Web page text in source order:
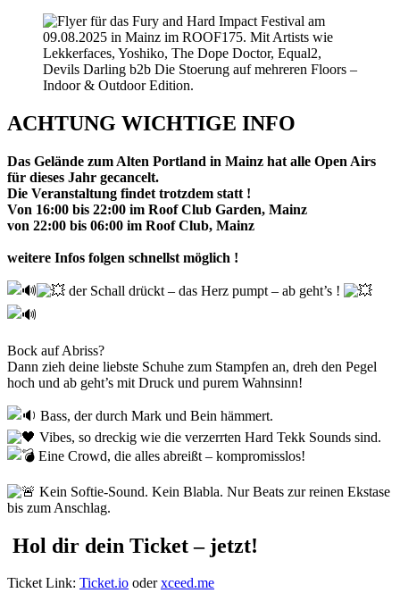
ACHTUNG WICHTIGE INFO
Das Gelände zum Alten Portland in Mainz hat alle Open Airs
für dieses Jahr gecancelt.
Die Veranstaltung findet trotzdem statt !
Von 16:00 bis 22:00 im Roof Club Garden, Mainz
von 22:00 bis 06:00 im Roof Club, Mainz
weitere Infos folgen schnellst möglich !
der Schall drückt – das Herz pumpt – ab geht’s !
Bock auf Abriss?
Dann zieh deine liebste Schuhe zum Stampfen an, dreh den Pegel
hoch und ab geht’s mit Druck und purem Wahnsinn!
Bass, der durch Mark und Bein hämmert.
Vibes, so dreckig wie die verzerrten Hard Tekk Sounds sind.
Eine Crowd, die alles abreißt – kompromisslos!
Kein Softie-Sound. Kein Blabla. Nur Beats zur reinen Ekstase
bis zum Anschlag.
Hol dir dein Ticket – jetzt!
Ticket Link: Ticket.io oderxceed.me